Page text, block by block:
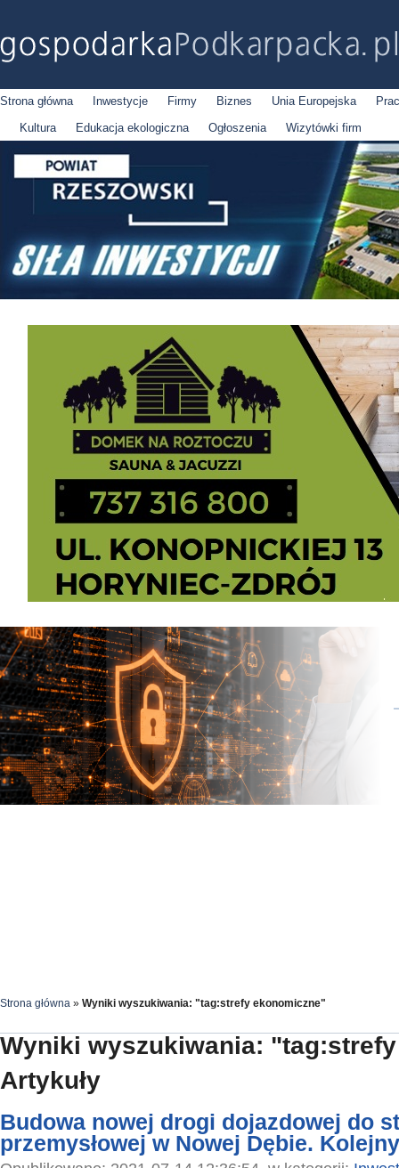
Strona główna Inwestycje Firmy Biznes Unia Europejska
Kultura
Edukacja ekologiczna Ogłoszenia Wizytówki firm
Strona główna » Wyniki wyszukiwania: "tag:strefy ekonomiczne"
Wyniki wyszukiwania:
Artykuły
Budowa nowej drogi dojazdowej do
przemysłowej w Nowej Dębie.